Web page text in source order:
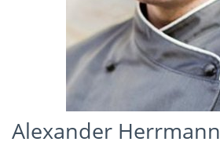
Alexander Herrmann